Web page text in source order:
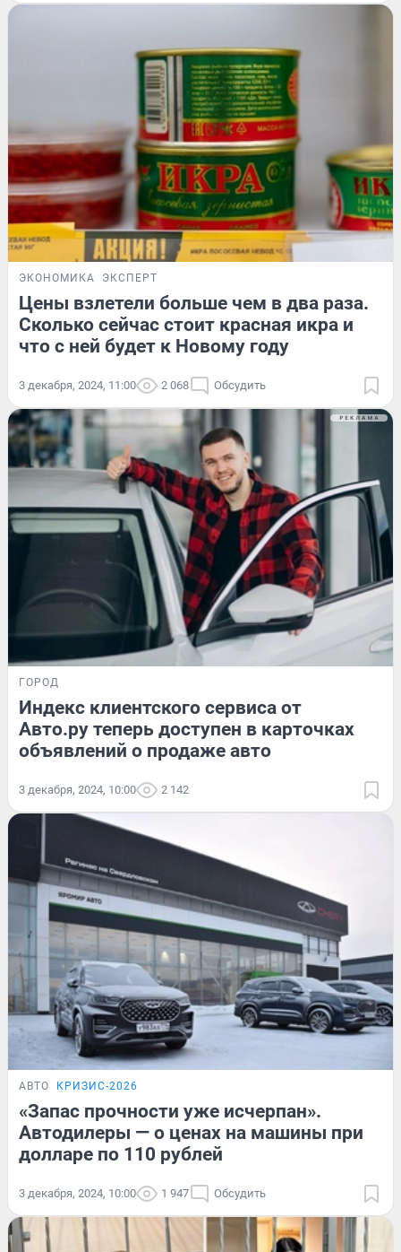
ЭКОНОМИКА ЭКСПЕРТ
Цены взлетели больше чем в два раза.
Сколько сейчас стоит красная икра и
что с ней будет к Новому году
3 декабря, 2024, 11:00 2 068 Обсудить
ГОРОД
Индекс клиентского сервиса от
Авто.ру теперь доступен в карточках
объявлений о продаже авто
3 декабря, 2024, 10:00 2 142
АВТО КРИЗИС-2026
«Запас прочности уже исчерпан».
Автодилеры — о ценах на машины при
долларе по 110 рублей
3 декабря, 2024, 10:00 1 947 Обсудить